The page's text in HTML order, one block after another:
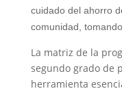
cuidado del ahorro
comunidad,
La matriz de la
segundo grado de
herramienta